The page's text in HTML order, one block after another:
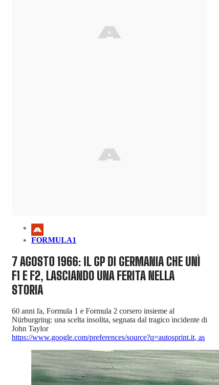
FORMULA1
7 AGOSTO 1966: IL GP DI GERMANIA CHE UNÌ
F1 E F2, LASCIANDO UNA FERITA NELLA
STORIA
60 anni fa, Formula 1 e Formula 2 corsero insieme al
Nürburgring: una scelta insolita, segnata dal tragico incidente di
John Taylor
https://www.google.com/preferences/source?q=autosprint.it, as